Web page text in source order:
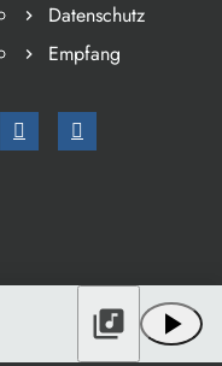
Datenschutz
Empfang
play_arrow
library_music